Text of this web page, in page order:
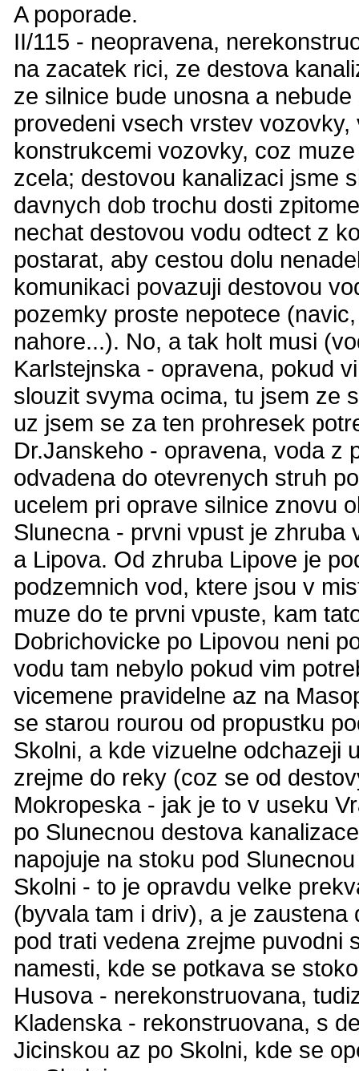
A poporade.
II/115 - neopravena,
na zacatek rici, ze destova
ze silnice bude unosna a
provedeni vsech vrstev
konstrukcemi vozovky, coz
zcela; destovou kanalizaci jsme
davnych dob trochu dosti
nechat destovou vodu odtect z
postarat, aby cestou dolu
komunikaci povazuji destovou
pozemky proste nepotece
nahore...). No, a tak holt musi
Karlstejnska - opravena, pokud
slouzit svyma ocima, tu jsem ze
uz jsem se za ten prohresek
Dr.Janskeho - opravena, voda z
odvadena do otevrenych struh
ucelem pri oprave silnice znovu
Slunecna - prvni vpust je zhruba
a Lipova. Od zhruba Lipove je
podzemnich vod, ktere jsou v
muze do te prvni vpuste, kam
Dobrichovicke po Lipovou neni
vodu tam nebylo pokud vim
vicemene pravidelne az na
se starou rourou od propustku
Skolni, a kde vizuelne odchazeji
zrejme do reky (coz se od
Mokropeska - jak je to v useku
po Slunecnou destova
napojuje na stoku pod Slunecnou
Skolni - to je opravdu velke
(byvala tam i driv), a je
pod trati vedena zrejme puvodni
namesti, kde se potkava se
Husova - nerekonstruovana,
Kladenska - rekonstruovana, s
Jicinskou az po Skolni, kde se